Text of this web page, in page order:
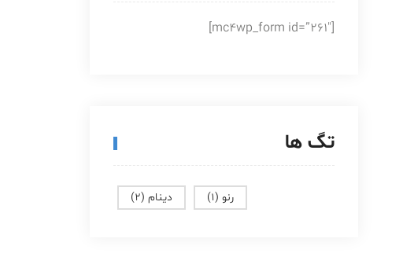
[mc4wp_form id=”261″]
تگ ها
دینام (2) رنو (1)